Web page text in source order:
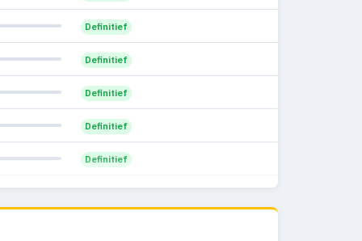
Definitief
Definitief
Definitief
Definitief
Definitief